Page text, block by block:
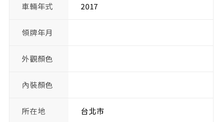
車輛年式 2017
領牌年月
外觀顏色
內裝顏色
所在地 台北市